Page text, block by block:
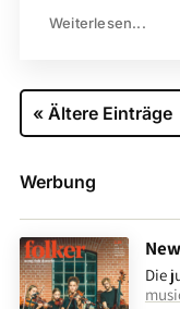
Weiterlesen...
« Ältere Einträge
Werbung
Die